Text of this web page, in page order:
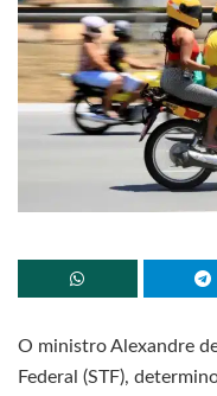
O ministro Alexandre
Federal (STF),